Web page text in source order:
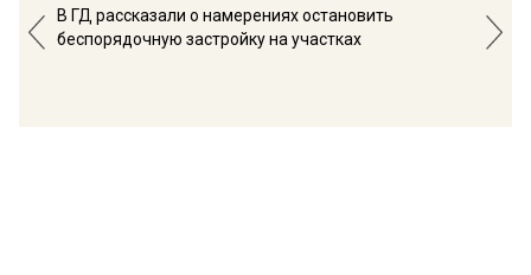
В ГД рассказали о намерениях остановить
беспорядочную застройку на участках